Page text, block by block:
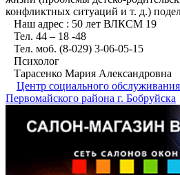
конфликтных ситуаций и т. д.)
Наш адрес : 50 лет ВЛКСМ 19
Тел. 44 – 18 -48
Тел. моб. (8-029) 3-06-05-15
Психолог
Тарасенко Мария Александровна
Центр социального
Первомайского района г. Бобруйска